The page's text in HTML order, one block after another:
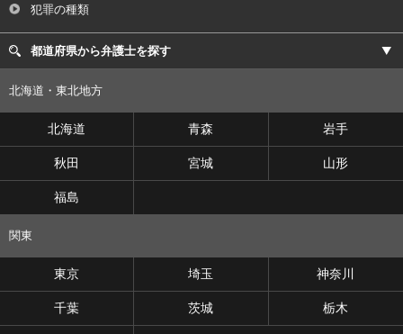
犯罪の種類
都道府県から弁護士を探す
北海道・東北地方
北海道 青森 岩手
秋田 宮城 山形
福島
関東
東京 埼玉 神奈川
千葉 茨城 栃木